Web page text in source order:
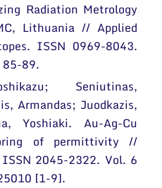
Radiation Metrology
Lithuania // Applied
ISSN 0969-8043.
85-89.
Seniutinas,
Armandas; Juodkazis,
Yoshiaki. Au-Ag-Cu
of permittivity //
2045-2322. Vol. 6
[1-9].